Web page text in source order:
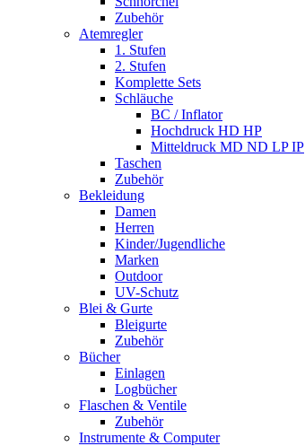
Zubehör
Atemregler
1. Stufen
2. Stufen
Komplette Sets
Schläuche
BC / Inflator
Hochdruck HD HP
Mitteldruck MD ND LP IP
Taschen
Zubehör
Bekleidung
Damen
Herren
Kinder/Jugendliche
Marken
Outdoor
UV-Schutz
Blei & Gurte
Bleigurte
Zubehör
Bücher
Einlagen
Logbücher
Flaschen & Ventile
Zubehör
Instrumente & Computer